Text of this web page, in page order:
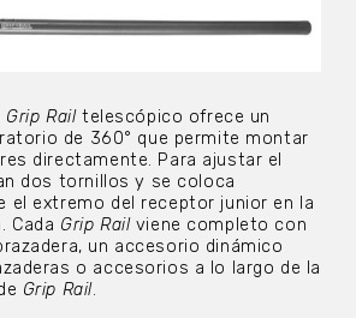
Grip Railtelescópico ofrece un
de 360° que permite montar
directamente. Para ajustar el
dos tornillos y se coloca
el extremo del receptor junior en la
Cada Grip Railviene completo con
un accesorio dinámico
o accesorios a lo largo de la
Grip Rail.